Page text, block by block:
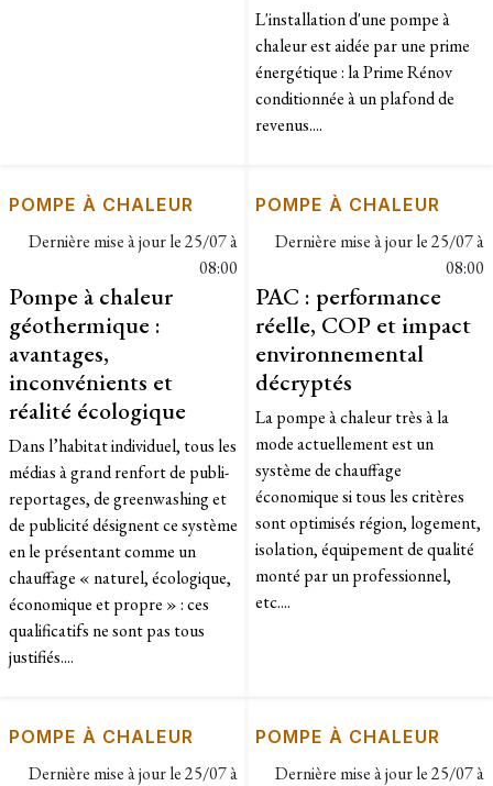
L'installation d'une pompe à
chaleur est aidée par une prime
énergétique : la Prime Rénov
conditionnée à un plafond de
revenus....
POMPE À CHALEUR
Dernière mise à jour le25/07 à
08:00
Pompe à chaleur
géothermique :
avantages,
inconvénients et
réalité écologique
Dans l’habitat individuel, tous les
médias à grand renfort de publi-
reportages, de greenwashing et
de publicité désignent ce système
en le présentant comme un
chauffage « naturel, écologique,
économique et propre » : ces
qualificatifs ne sont pas tous
justifiés....
POMPE À CHALEUR
Dernière mise à jour le25/07 à
08:00
PAC : performance
réelle, COP et impact
environnemental
décryptés
La pompe à chaleur très à la
mode actuellement est un
système de chauffage
économique si tous les critères
sont optimisés région, logement,
isolation, équipement de qualité
monté par un professionnel,
etc....
POMPE À CHALEUR
Dernière mise à jour le25/07 à
POMPE À CHALEUR
Dernière mise à jour le25/07 à